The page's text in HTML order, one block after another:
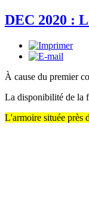
DEC 2020 :
À cause du premier
La disponibilité de la
L'armoire située près